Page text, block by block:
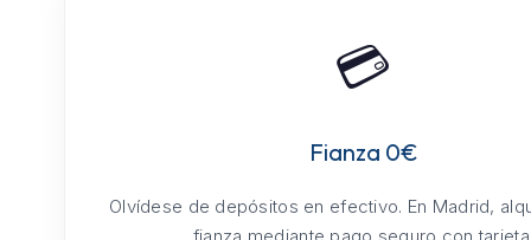
💳
Fianza 0€
Olvídese de depósitos en efectivo. En Madrid,